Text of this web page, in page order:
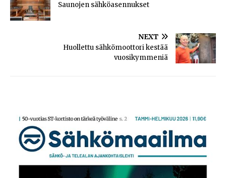
Saunojen sähköasennukset
NEXT
Huollettu sähkömoottori kestää
vuosikymmeniä